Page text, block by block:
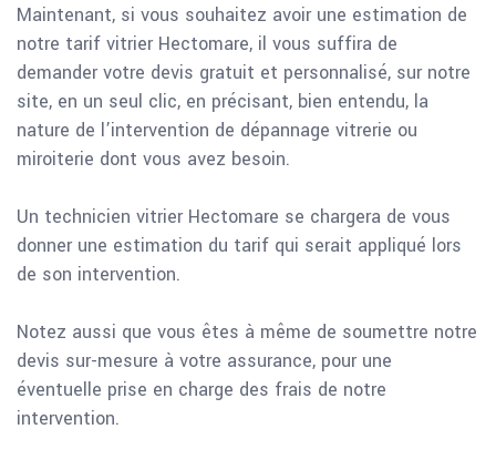
Maintenant, si vous souhaitez avoir une estimation de
notre tarif vitrier Hectomare, il vous suffira de
demander votre devis gratuit et personnalisé, sur notre
site, en un seul clic, en précisant, bien entendu, la
nature de l’intervention de dépannage vitrerie ou
miroiterie dont vous avez besoin.
Un technicien vitrier Hectomare se chargera de vous
donner une estimation du tarif qui serait appliqué lors
de son intervention.
Notez aussi que vous êtes à même de soumettre notre
devis sur-mesure à votre assurance, pour une
éventuelle prise en charge des frais de notre
intervention.